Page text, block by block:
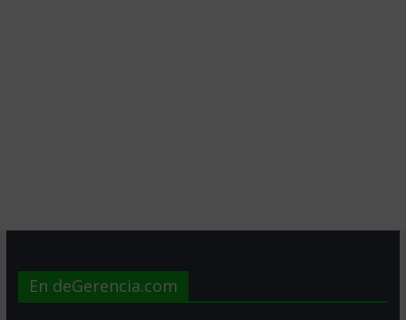
En deGerencia.com